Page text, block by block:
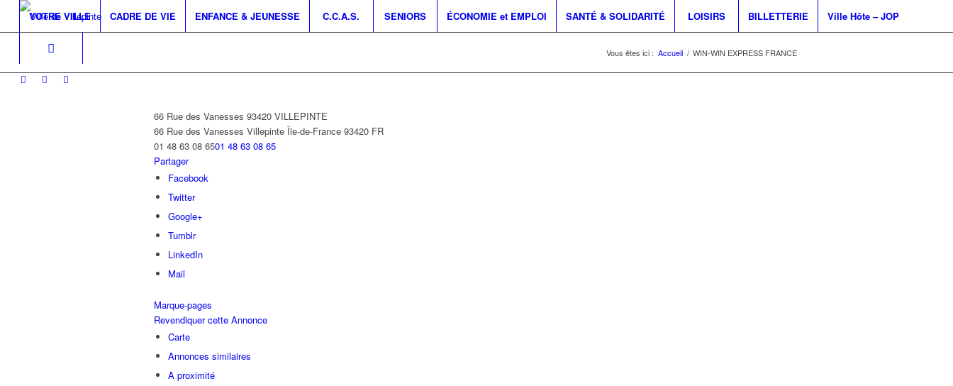
VOTRE VILLE CADRE DE VIE ENFANCE & JEUNESSE C.C.A.S. SENIORS ÉCONOMIE et EMPLOI SANTÉ & SOLIDARITÉ LOISIRS BILLETTERIE Ville Hôte – JOP
Vous êtes ici : Accueil / WIN-WIN EXPRESS FRANCE
66 Rue des Vanesses 93420 VILLEPINTE
66 Rue des Vanesses Villepinte Île-de-France 93420 FR
01 48 63 08 6501 48 63 08 65
Partager
Facebook
Twitter
Google+
Tumblr
LinkedIn
Mail
Marque-pages
Revendiquer cette Annonce
Carte
Annonces similaires
A proximité